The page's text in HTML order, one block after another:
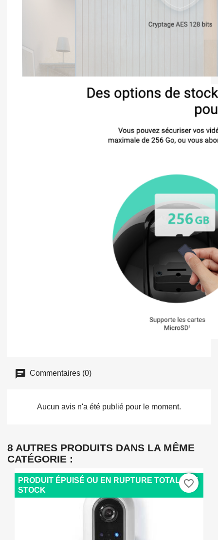
Commentaires (0)
Aucun avis n'a été publié pour le moment.
8 AUTRES PRODUITS DANS LA MÊME
CATÉGORIE :
PRODUIT ÉPUISÉ OU EN RUPTURE TOTALE DE
STOCK
favorite_border